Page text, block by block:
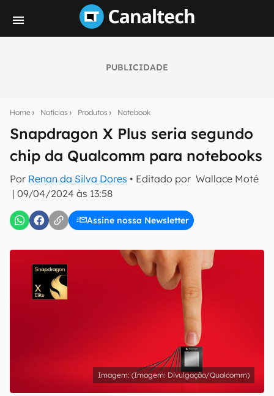
PUBLICIDADE
Home Notícias Produtos Notebook
Snapdragon X Plus seria segundo
chip da Qualcomm para notebooks
Por Renan da Silva Dores • Editado por Wallace Moté
| 09/04/2024 às 13:58
Assine nossa Newsletter
notícias e reviews sobre tecnologia em primeira
E-mail
Uso e Política de Privacidade do Canaltech.
(Imagem: Divulgação/Qualcomm)